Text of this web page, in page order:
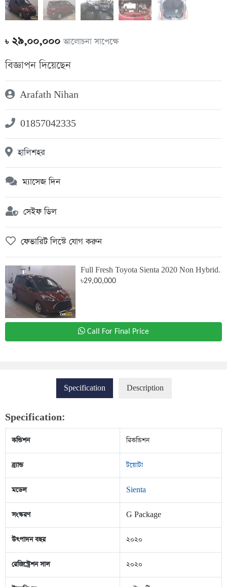
৳২৯,০০,০০০আলোচনা সাপেক্ষে
বিজ্ঞাপন দিয়েছেন
Arafath Nihan
01857042335
হালিশহর
ম্যাসেজ দিন
সেইফ ডিল
ফেভারিট লিস্টে যোগ করুন
Full Fresh Toyota Sienta 2020 Non Hybrid.
৳29,00,000
Call For Final Price
Specification Description
Specification:
কন্ডিশন রিকন্ডিশন
ব্র্যান্ড টয়োটা
মডেল Sienta
সংস্করণ G Package
উৎপাদন বছর ২০২০
রেজিস্ট্রেশন সাল ২০২০